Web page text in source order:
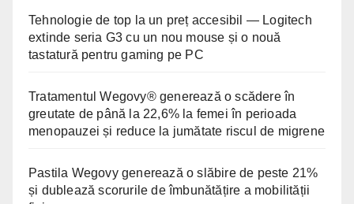
Tehnologie de top la un preț accesibil — Logitech
extinde seria G3 cu un nou mouse și o nouă
tastatură pentru gaming pe PC
Tratamentul Wegovy® generează o scădere în
greutate de până la 22,6% la femei în perioada
menopauzei și reduce la jumătate riscul de migrene
Pastila Wegovy generează o slăbire de peste 21%
și dublează scorurile de îmbunătățire a mobilității